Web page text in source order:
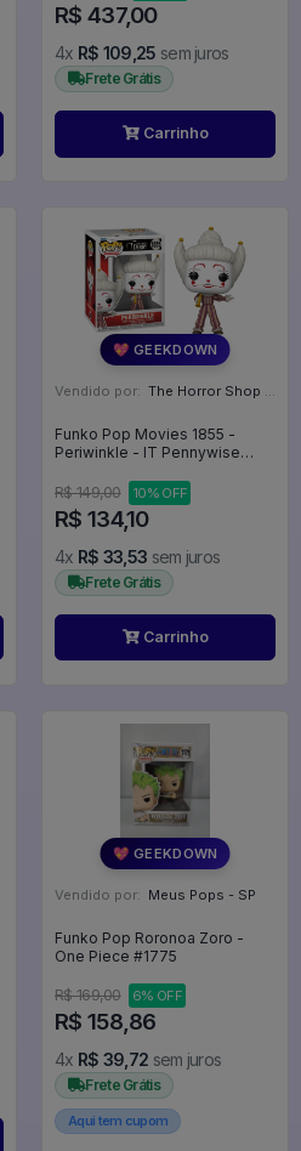
R$ 437,00
4x R$ 109,25 sem juros
Frete Grátis
Carrinho
💖 GEEKDOWN
Vendido por: The Horror Shop - Colecionáveis - MG
Funko Pop Movies 1855 -
Periwinkle - IT Pennywise
R$ 149,00
10% OFF
R$ 134,10
4x R$ 33,53 sem juros
Frete Grátis
Carrinho
💖 GEEKDOWN
Vendido por: Meus Pops - SP
Funko Pop Roronoa Zoro -
One Piece #1775
R$ 169,00 6% OFF
R$ 158,86
4x R$ 39,72 sem juros
Frete Grátis
Aqui tem cupom